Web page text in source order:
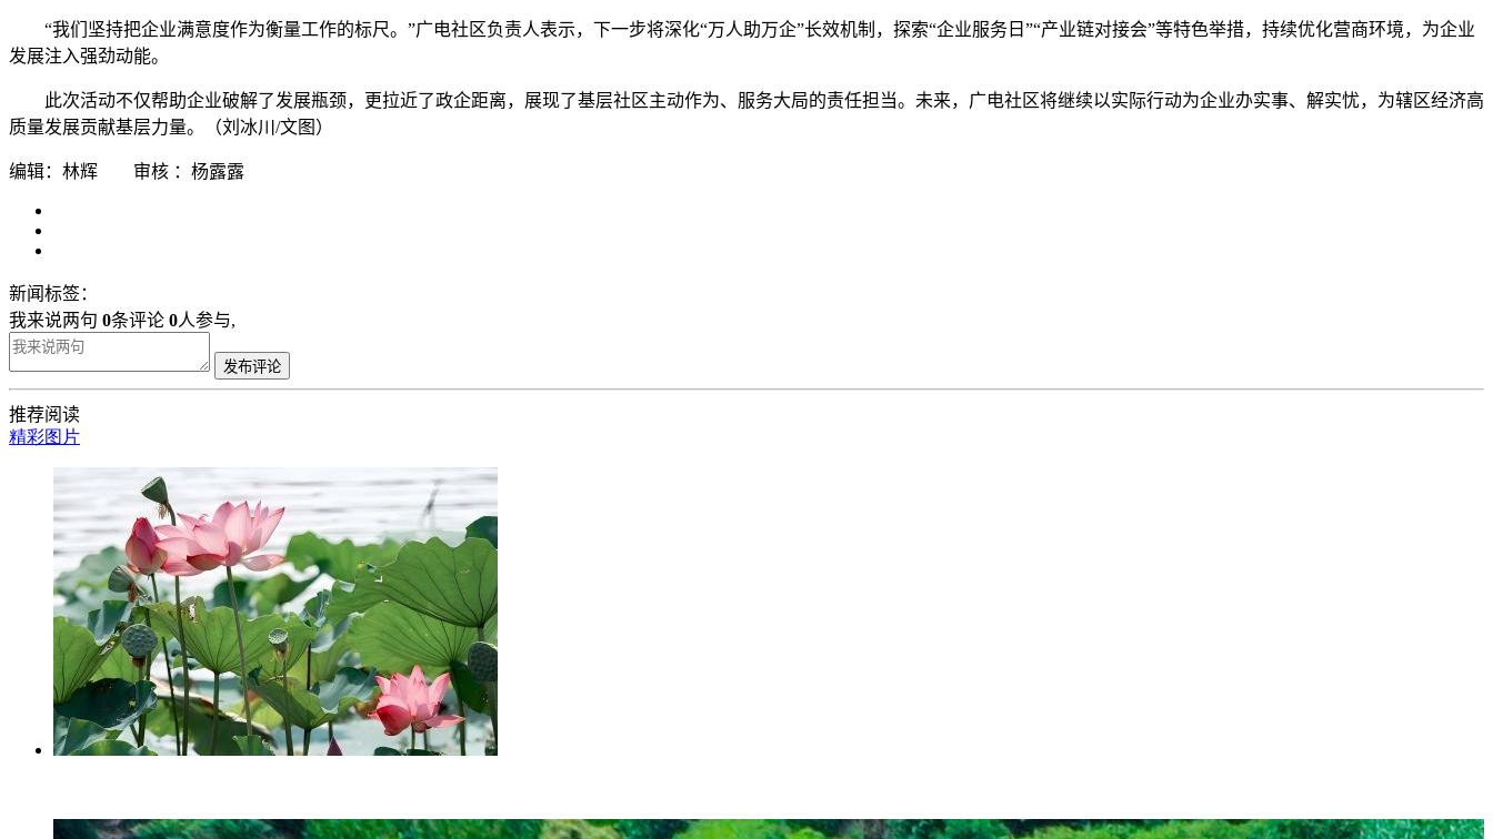
“我们坚持把企业满意度作为衡量工作的标尺。”广电社区负责人表示，下一步将深化“万人助万企”长效机制，探索“企业服务日”“产业链对接会”等特色举措，持续优化营商环境，为企业
发展注入强劲动能。
此次活动不仅帮助企业破解了发展瓶颈，更拉近了政企距离，展现了基层社区主动作为、服务大局的责任担当。未来，广电社区将继续以实际行动为企业办实事、解实忧，为辖区经济高
质量发展贡献基层力量。（刘冰川/文图）
编辑：林辉 审核 ：杨露露
新闻标签：
我来说两句 0条评论 0人参与,
发布评论
推荐阅读